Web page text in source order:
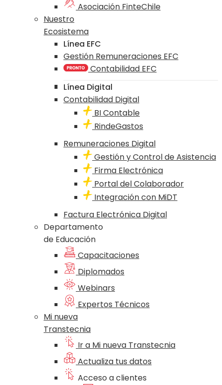
Asociación FinteChile
Nuestro
Ecosistema
Línea EFC
Gestión Remuneraciones EFC
Contabilidad EFC
Línea Digital
Contabilidad Digital
BI Contable
RindeGastos
Remuneraciones Digital
Gestión y Control de Asistencia
Firma Electrónica
Portal del Colaborador
Integración con MiDT
Factura Electrónica Digital
Departamento
de Educación
Capacitaciones
Diplomados
Webinars
Expertos Técnicos
Mi nueva
Transtecnia
Ir a Mi nueva Transtecnia
Actualiza tus datos
Acceso a clientes